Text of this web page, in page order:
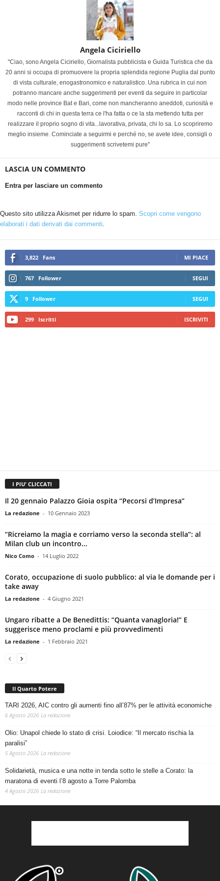
Angela Ciciriello
"Ciao, sono Angela Ciciriello, Giornalista pubblicista e Guida Turistica che da
20 anni si occupa di promuovere la propria splendida regione Puglia dal punto
di vista culturale, enogastronomico e naturalistico. Una rubrica in cui non
potranno mancare anche suggerimenti per eventi da seguire in particolar
modo nelle province Bat e Bari, come non mancheranno aneddoti, curiosità e
racconti di chi in questa terra ce l'ha fatta o ce la sta mettendo tutta per
realizzare il proprio sogno di vita...lavorativa, privata, chi lo sa. Lo scopriremo
meglio insieme. Cominciate a seguirmi e perché no, se avete idee, consigli o
suggerimenti scrivetemi pure"
LASCIA UN COMMENTO
Entra per lasciare un commento
Questo sito utilizza Akismet per ridurre lo spam. Scopri come vengono
elaborati i dati derivati dai commenti
3,822 Fans MI PIACE
767 Follower SEGUI
9 Follower SEGUI
299 Iscritti ISCRIVITI
I PIU' CLICCATI
Il 20 gennaio Palazzo Gioia ospita “Pecorsi d’Impresa”
La redazione - 10 Gennaio 2023
“Ricreiamo la magia e corriamo verso la seconda stella”: al
Milan club un incontro...
Nico Como - 14 Luglio 2022
Corato, occupazione di suolo pubblico: al via le domande per i
take away
La redazione - 4 Giugno 2021
Ungaro ribatte a De Benedittis: “Quanta vanagloria!” E
suggerisce meno proclami e più provvedimenti
La redazione - 1 Febbraio 2021
Il Quarto Potere
TARI 2026, AIC contro gli aumenti fino all’87% per le attività economiche
6 Agosto 2026 La redazione
Olio: Unapol chiede lo stato di crisi. Loiodice: “Il mercato rischia la
paralisi”
5 Agosto 2026 La redazione
Solidarietà, musica e una notte in tenda sotto le stelle a Corato: la
maratona di eventi l’8 agosto a Torre Palomba
4 Agosto 2026 La redazione